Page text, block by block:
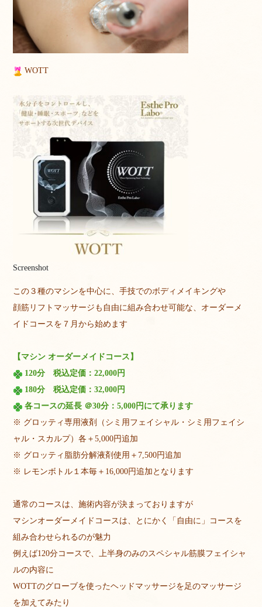
WOTT
Screenshot
この３種のマシンを中心に、手技でのボディメイキングや
顔筋リフトマッサージも自由に組み合わせ可能な、オーダーメ
イドコースを７月から始めます
【マシン オーダーメイドコース】
120分 税込定価：22,000円
180分 税込定価：32,000円
各コースの延長 ＠30分：5,000円にて承ります
※ グロッティ専用液剤（シミ用フェイシャル・シミ用フェイシ
ャル・スカルプ）各＋5,000円追加
※ グロッティ脂肪分解液剤使用＋7,500円追加
※ レモンボトル１本毎＋16,000円追加となります
通常のコースは、施術内容が決まっておりますが
マシンオーダーメイドコースは、とにかく「自由に」コースを
組み合わせられるのが魅力
例えば120分コースで、上半身のみのスペシャル筋膜フェイシャ
ルの内容に
WOTTのグローブを使ったヘッドマッサージを足のマッサージ
を加えてみたり